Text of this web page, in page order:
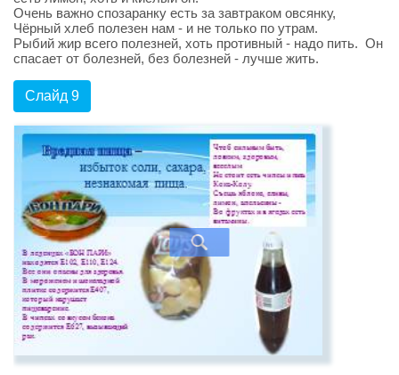
Очень важно спозаранку есть за завтраком овсянку,
Чёрный хлеб полезен нам - и не только по утрам.
Рыбий жир всего полезней, хоть противный - надо пить. Он
спасает от болезней, без болезней - лучше жить.
Слайд 9